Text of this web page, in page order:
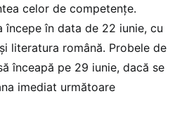
celor de competențe.
începe în data de 22 iunie, cu
literatura română. Probele de
înceapă pe 29 iunie, dacă se
imediat următoare